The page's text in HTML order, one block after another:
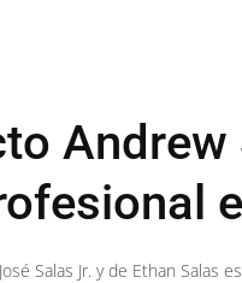
Salas Jr. y de Ethan Salas